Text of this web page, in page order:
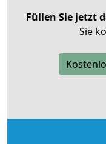
Füllen Sie jetzt
Sie